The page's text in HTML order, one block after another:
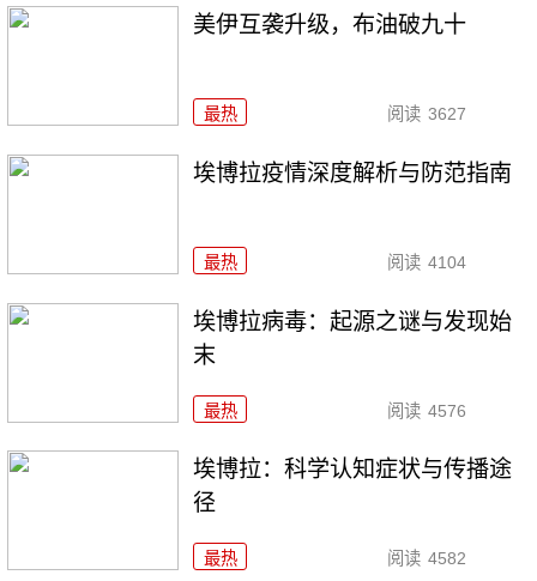
美伊互袭升级，布油破九十
最热 阅读 3627
埃博拉疫情深度解析与防范指南
最热 阅读 4104
埃博拉病毒：起源之谜与发现始
末
最热 阅读 4576
埃博拉：科学认知症状与传播途
径
最热 阅读 4582